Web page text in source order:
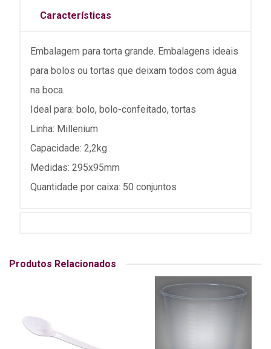
Características
Embalagem para torta grande. Embalagens ideais
para bolos ou tortas que deixam todos com água
na boca.
Ideal para: bolo, bolo-confeitado, tortas
Linha: Millenium
Capacidade: 2,2kg
Medidas: 295x95mm
Quantidade por caixa: 50 conjuntos
Produtos Relacionados